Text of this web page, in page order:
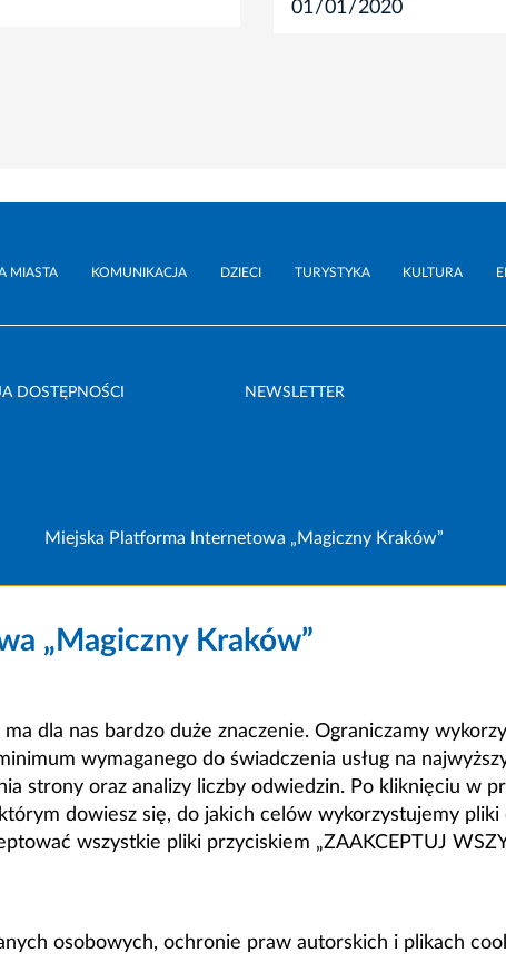
MIASTA KOMUNIKACJA DZIECI TURYSTYKA KULTURA
DOSTĘPNOŚCI NEWSLETTER
Miejska Platforma Internetowa „Magiczny Kraków”
„Magiczny Kraków”
dla nas bardzo duże znaczenie. Ograniczamy
wymaganego do świadczenia usług na
strony oraz analizy liczby odwiedzin. Po kliknięciu w
dowiesz się, do jakich celów wykorzystujemy pliki
wszystkie pliki przyciskiem „ZAAKCEPTUJ
osobowych, ochronie praw autorskich i plikach